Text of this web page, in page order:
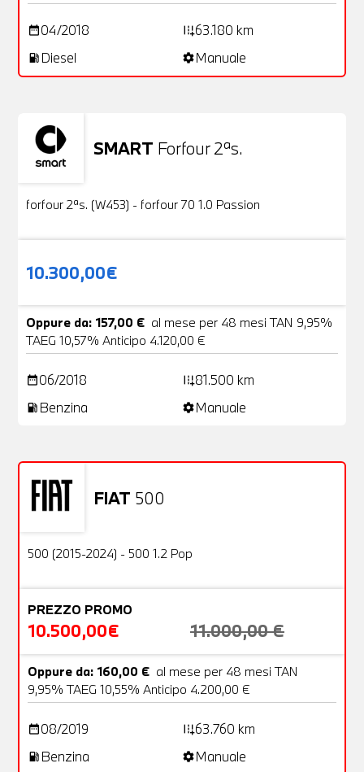
date_range04/2018 add_road63.180 km
local_gas_station Diesel settingsManuale
SMART Forfour 2ªs.
Usato
forfour 2ªs. (W453) - forfour 70 1.0 Passion
10.300,00€
Oppure da: 157,00 € al mese per 48 mesi TAN 9,95%
TAEG 10,57% Anticipo 4.120,00 €
date_range06/2018 add_road81.500 km
local_gas_station Benzina settingsManuale
FIAT 500
OFFERTA
Usato
500 (2015-2024) - 500 1.2 Pop
PREZZO PROMO
10.500,00€ 11.000,00 €
Oppure da: 160,00 € al mese per 48 mesi TAN
9,95% TAEG 10,55% Anticipo 4.200,00 €
date_range08/2019 add_road63.760 km
local_gas_station Benzina settingsManuale